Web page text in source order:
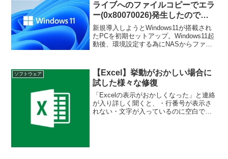
ライブへのファイルコピーでエラ
ー(0x80070026)発生したので対
処
新規導入しようとWindows11が搭載され
たPCを初期セットアップ。Windows11起
動後、環境設定する為にNASからファイ
たSMB1問題。(SMB1問題について...
ソフトウェア
【Excel】挙動がおかしい場合に
試した様々な修復
「Excelの表示がおかしくなった」と連絡
が入り詳しく聞くと、・行番号が表示さ
れない・文字が入っているのに空白で表